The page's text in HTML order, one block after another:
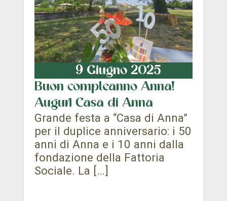
9 Giugno 2025
Buon compleanno Anna!
Auguri Casa di Anna
Grande festa a “Casa di Anna”
per il duplice anniversario: i 50
anni di Anna e i 10 anni dalla
fondazione della Fattoria
Sociale. La […]